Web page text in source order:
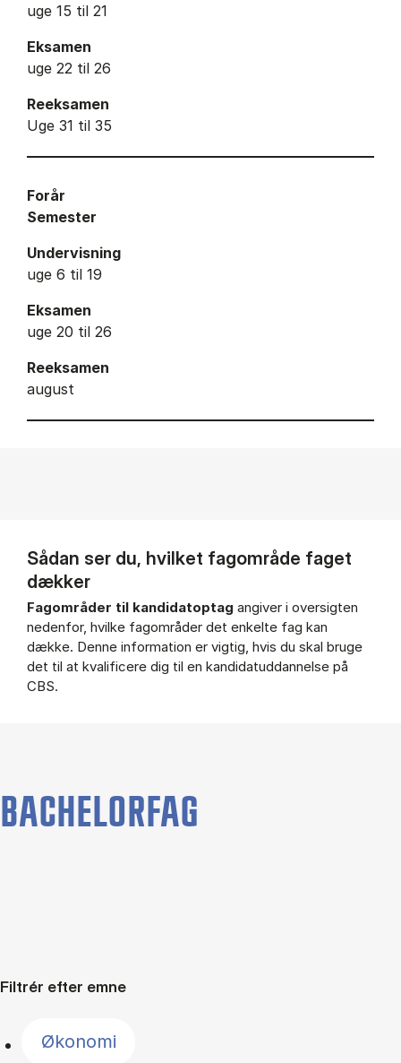
uge 15 til 21
Eksamen
uge 22 til 26
Reeksamen
Uge 31 til 35
Forår
Semester
Undervisning
uge 6 til 19
Eksamen
uge 20 til 26
Reeksamen
august
Sådan ser du, hvilket fagområde faget
dækker
Fagområder til kandidatoptag angiver i oversigten
nedenfor, hvilke fagområder det enkelte fag kan
dække. Denne information er vigtig, hvis du skal bruge
det til at kvalificere dig til en kandidatuddannelse på
CBS.
BACHELORFAG
Filtrér efter emne
Økonomi